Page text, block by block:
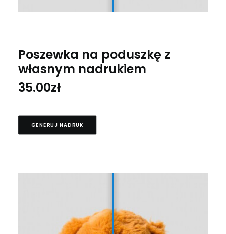
Poszewka na poduszkę z
własnym nadrukiem
35.00zł
GENERUJ NADRUK